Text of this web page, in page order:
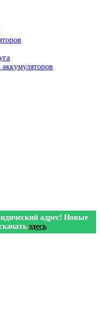
аккумуляторов
адрес! Новые
здесь